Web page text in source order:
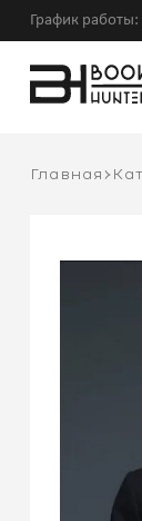
График
Главная